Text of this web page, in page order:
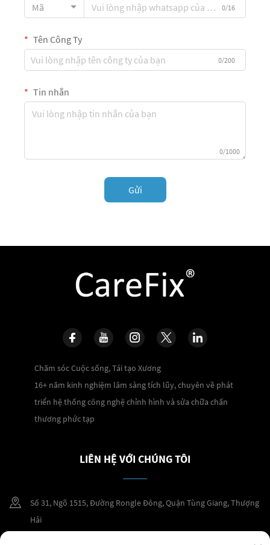
Mã
0/16
Tên Công Ty
0/200
Tin nhắn
0/1000
Gửi
Chăm sóc Cuộc sống, Tái tạo Xương
16+ năm kinh nghiệm lâm sàng tích lũy, chuyên về phát
triển hệ thống công nghệ chỉnh hình và sửa chữa chấn
thương phức tạp
LIÊN HỆ VỚI CHÚNG TÔI
Số 31, Ngõ 1515, Đường Rongle Đông, Quận Tùng Giang, Thượng
Hải